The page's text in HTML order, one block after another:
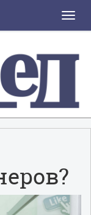
Toggle